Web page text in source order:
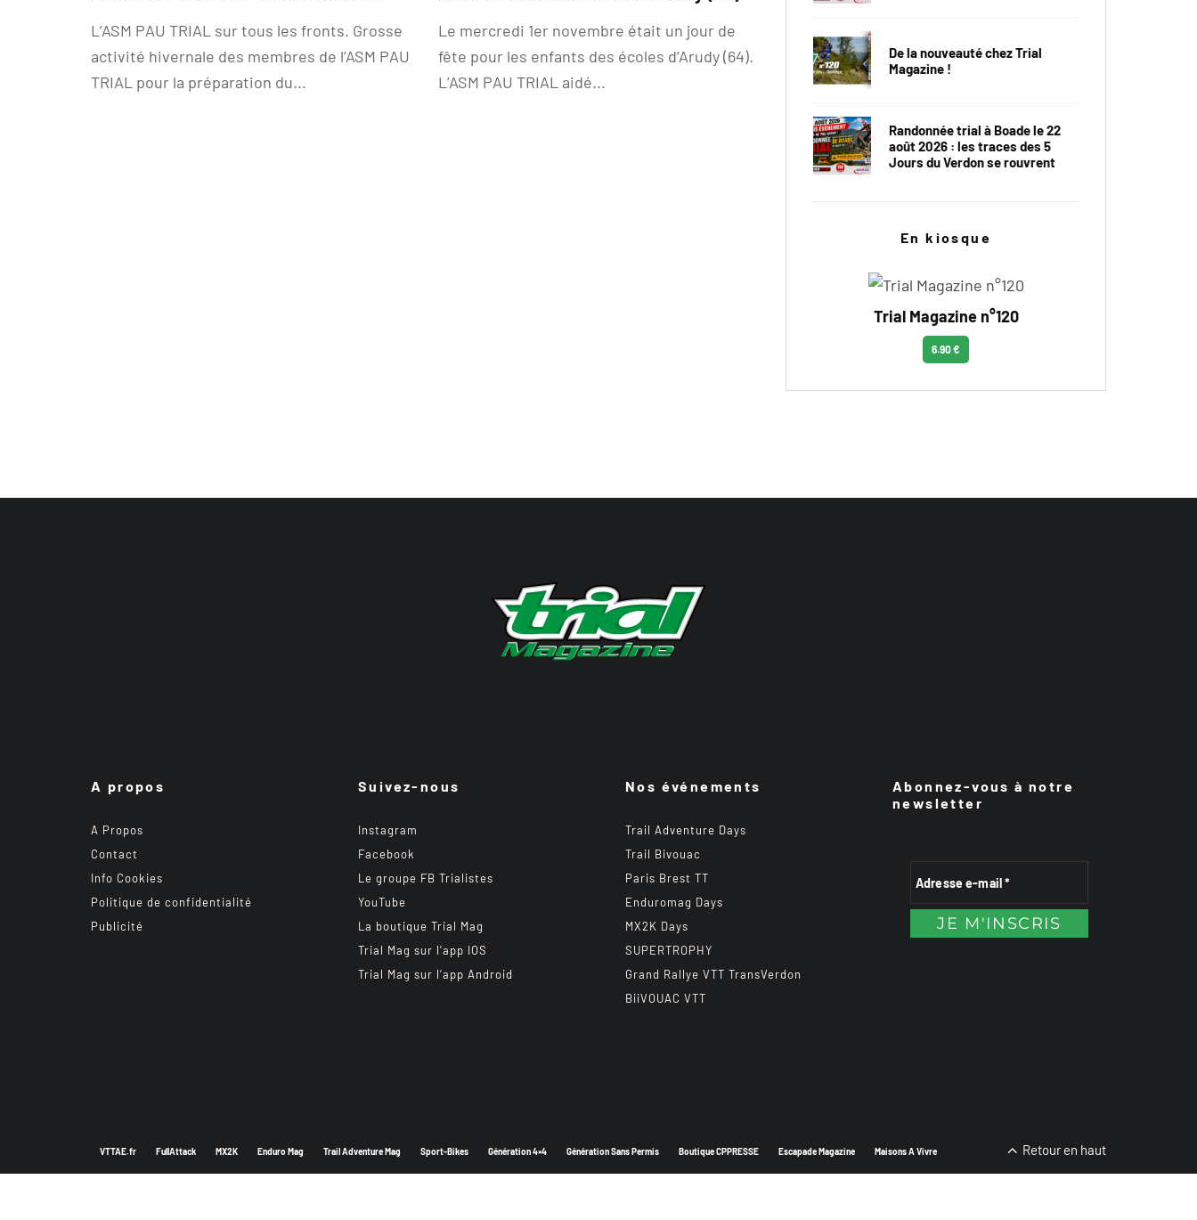
L’ASM PAU TRIAL sur tous les fronts. Grosse
activité hivernale des membres de l’ASM PAU
TRIAL pour la préparation du...
Le mercredi 1er novembre était un jour de
fête pour les enfants des écoles d’Arudy (64).
L’ASM PAU TRIAL aidé...
De la nouveauté chez Trial
Magazine !
Randonnée trial à Boade le 22
août 2026 : les traces des 5
Jours du Verdon se rouvrent
En kiosque
Trial Magazine n°120
6.90 €
A propos
A Propos
Contact
Info Cookies
Politique de confidentialité
Publicité
Suivez-nous
Instagram
Facebook
Le groupe FB Trialistes
YouTube
La boutique Trial Mag
Trial Mag sur l’app IOS
Trial Mag sur l’app Android
Nos événements
Trail Adventure Days
Trail Bivouac
Paris Brest TT
Enduromag Days
MX2K Days
SUPERTROPHY
Grand Rallye VTT TransVerdon
BiiVOUAC VTT
Abonnez-vous à notre
newsletter
VTTAE.fr FullAttack MX2K Enduro Mag Trail Adventure Mag Sport-Bikes Génération 4×4 Génération Sans Permis Boutique CPPRESSE Escapade Magazine Maisons A Vivre Retour en haut